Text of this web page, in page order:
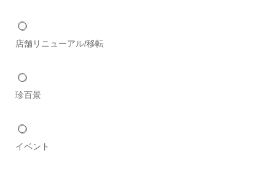
店舗リニューアル/移転
珍百景
イベント